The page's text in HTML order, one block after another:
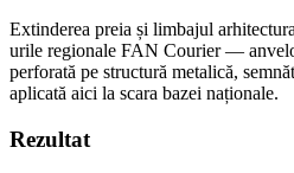
Extinderea preia și limbajul
urile regionale FAN Courier —
perforată pe structură metalică,
aplicată aici la scara bazei naționale.
Rezultat